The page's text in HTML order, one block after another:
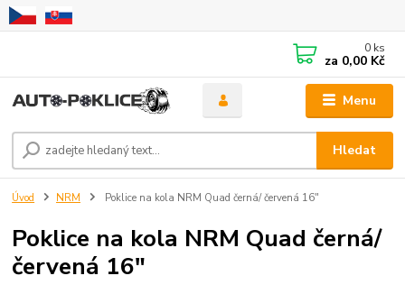
Menu
Hledat
0 ks
za 0,00 Kč
Úvod NRM Poklice na kola NRM Quad černá/ červená 16"
Poklice na kola NRM Quad černá/
červená 16"